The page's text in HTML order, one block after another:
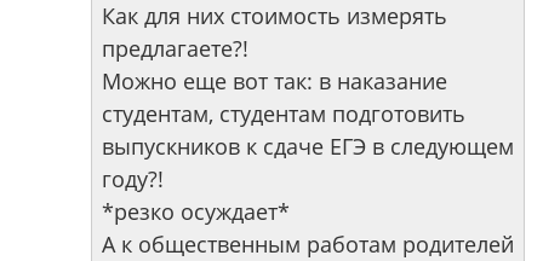
Как для них стоимость измерять
предлагаете?!
Можно еще вот так: в наказание
студентам, студентам подготовить
выпускников к сдаче ЕГЭ в следующем
году?!
*резко осуждает*
А к общественным работам родителей